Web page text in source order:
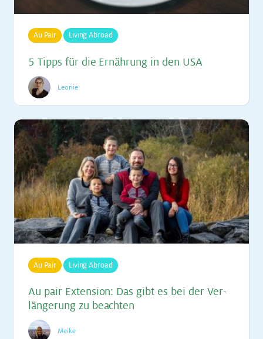
Au Pair Living Abroad
5 Tipps für die Er­näh­rung in den USA
Leonie
Au Pair Living Abroad
Au pair Ex­ten­si­on: Das gibt es bei der Ver­
län­ge­rung zu be­ach­ten
Meike